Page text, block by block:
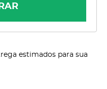
estimados para sua